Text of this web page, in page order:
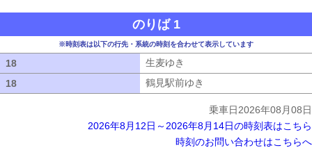
のりば 1
※時刻表は以下の行先・系統の時刻を合わせて表示しています
18 生麦ゆき
18
鶴見駅前ゆき
乗車日2026年08月08日
2026年8月12日～2026年8月14日の時刻表はこちら
時刻のお問い合わせはこちらへ